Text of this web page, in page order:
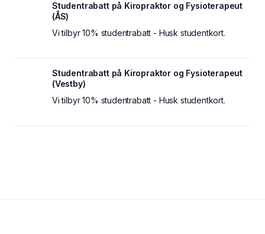
Studentrabatt på Kiropraktor og Fysioterapeut
(ÅS)
Vi tilbyr 10% studentrabatt - Husk studentkort.
Studentrabatt på Kiropraktor og Fysioterapeut
(Vestby)
Vi tilbyr 10% studentrabatt - Husk studentkort.